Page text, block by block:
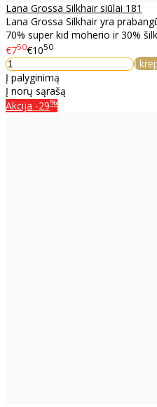
Lana Grossa Silkhair siūlai 181
Lana Grossa Silkhair yra
70% super kid moherio ir 30%
€750€1050
Į
Į palyginimą
Į norų sąrašą
Akcija -29%